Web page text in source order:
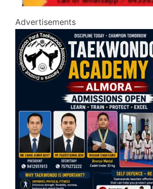
Advertisements